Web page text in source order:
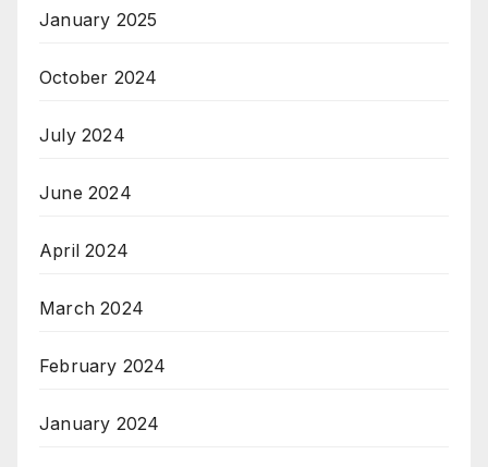
January 2025
October 2024
July 2024
June 2024
April 2024
March 2024
February 2024
January 2024